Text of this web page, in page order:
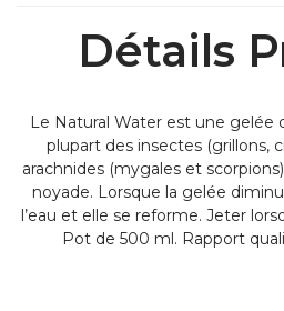
Détails
Le Natural Water est une gelée
plupart des insectes (grillons,
arachnides (mygales et
noyade. Lorsque la gelée
l’eau et elle se reforme. Jeter
Pot de 500 ml. Rapport